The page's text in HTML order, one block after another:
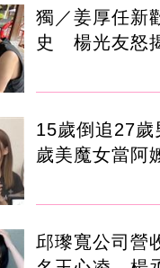
獨／姜厚任新
史 楊光友怒
15歲倒追27歲
歲美魔女當阿
邱瓈寬公司